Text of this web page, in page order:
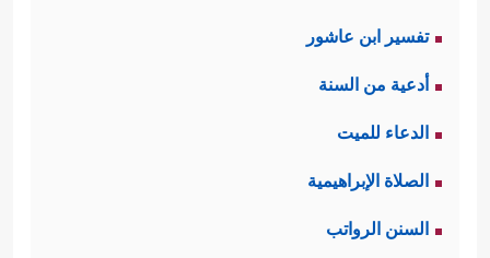
تفسير ابن عاشور
أدعية من السنة
الدعاء للميت
الصلاة الإبراهيمية
السنن الرواتب